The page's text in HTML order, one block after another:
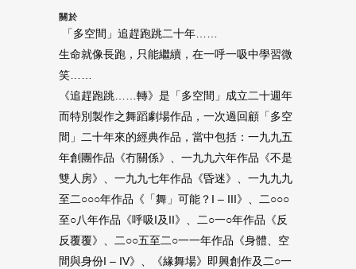
關於
「多空間」追趕跑跳二十年……
生命就像長跑，只能繼續，在一呼一吸中學習微
笑……
《追趕跑跳……轉》是「多空間」成立二十週年
而特別製作之舞蹈劇場作品，一次過回顧「多空
間」二十年來的經典作品，當中包括：一九九五
年創團作品《冇關係》、一九九六年作品《不是
雙人房》、一九九七年作品《昏迷》、一九九九
至二○○○年作品《「舞」可能？I – III》、二○○○
至○八年作品《呼吸I及II》、二○一○年作品《反
反覆覆》、二○○五至二○一一年作品《身體、空
間與身份I – IV》、《緣舞場》即興創作及二○一